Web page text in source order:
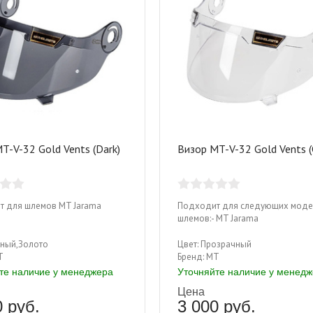
V-32 Gold Vents (Dark)
для шлемов MT Jarama
наличие у менеджера
руб.
Визор MT-V-32 Gold Vents
Подходит для следующих
шлемов:- MT Jarama
Цвет: Прозрачный
Бренд: MT
Уточняйте наличие у
Цена
3 000 руб.